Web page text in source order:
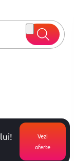
Vezi
oferte